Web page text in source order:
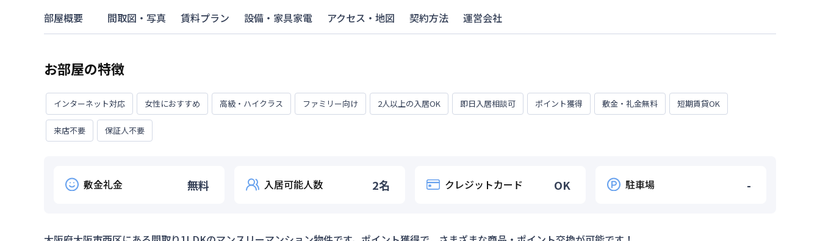
部屋概要 間取図・写真 賃料プラン 設備・家具家電 アクセス・地図 契約方法 運営会社
お部屋の特徴
インターネット対応 女性におすすめ 高級・ハイクラス ファミリー向け 2人以上の入居OK 即日入居相談可 ポイント獲得 敷金・礼金無料 短期賃貸OK
来店不要 保証人不要
敷金礼金 無料 入居可能人数 2名 クレジットカード OK 駐車場 -